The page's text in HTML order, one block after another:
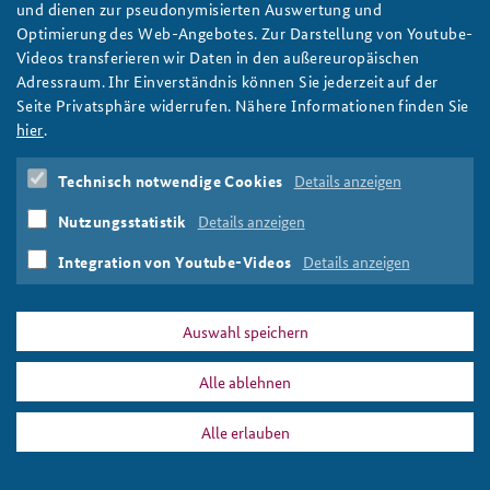
Anfahrt
Freundeskreis
Deutsches Forum Sicherheitspolitik
Arbeitskreis "Junge Sicherheitspolitiker"
Das Sicherheitspolitische Gespräch an der BAKS
Studierendenkonferenz Sicherheitspolitik gestalten
Newsletter-Archiv
Eine Gruppe Menschen steht vor einer Baugrube.
Foto: Wieninger/Meincke
ks19hoo_teaser_800.png Drucken
und dienen zur pseudonymisierten Auswertung und
Optimierung des Web-Angebotes. Zur Darstellung von Youtube-
Videos transferieren wir Daten in den außereuropäischen
Adressraum. Ihr Einverständnis können Sie jederzeit auf der
Seite Privatsphäre widerrufen. Nähere Informationen finden Sie
hier.
Technisch notwendige Cookies Details anzeigen
Nutzungsstatistik Details anzeigen
Integration von Youtube-Videos Details anzeigen
Auswahl speichern
Alle ablehnen
Alle erlauben